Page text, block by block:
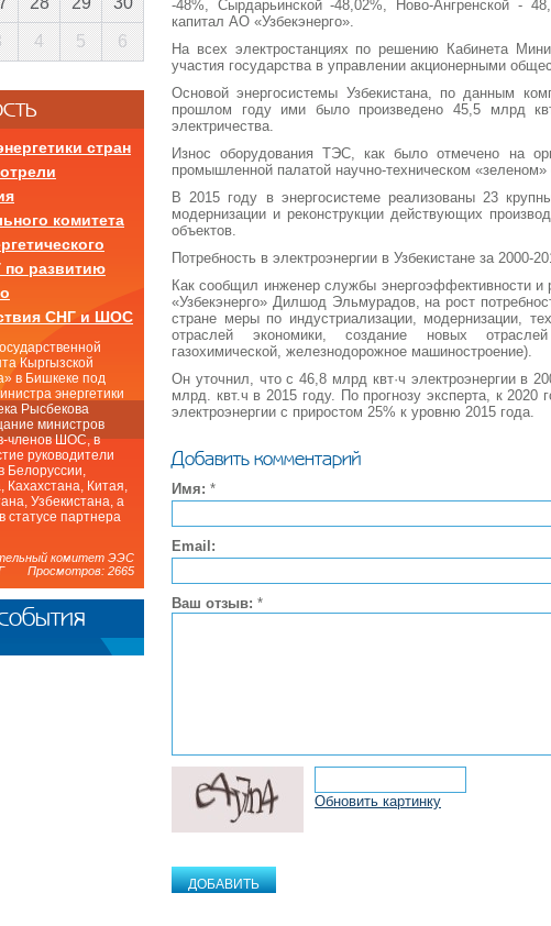
-48%, Сырдарьинской -48,02%, Ново-Ангренской -
капитал АО «Узбекэнерго».
На всех электростанциях по решению Кабинета
участия государства в управлении акционерными
Основой энергосистемы Узбекистана, по данным
прошлом году ими было произведено 45,5 млрд
электричества.
Износ оборудования ТЭС, как было отмечено на
промышленной палатой научно-техническом
В 2015 году в энергосистеме реализованы 23
модернизации и реконструкции действующих
объектов.
Потребность в электроэнергии в Узбекистане за 2000-
Как сообщил инженер службы энергоэффективности и
«Узбекэнерго» Дилшод Эльмурадов, на рост
стране меры по индустриализации, модернизации,
отраслей экономики, создание новых
газохимической, железнодорожное машиностроение).
Он уточнил, что с 46,8 млрд квт·ч электроэнергии в
млрд. квт.ч в 2015 году. По прогнозу эксперта, к 2020
электроэнергии с приростом 25% к уровню 2015 года.
Добавить комментарий
Имя: *
Email:
Ваш отзыв: *
Обновить картинку
4 5 6
стран
комитета
по развитию
СНГ и ШОС
Кыргызской
в Бишкеке под
энергетики
Рысбекова
министров
членов ШОС, в
руководители
Белоруссии,
Кахахстана, Китая,
Узбекистана, а
статусе партнера
комитет ЭЭС
Просмотров: 2665